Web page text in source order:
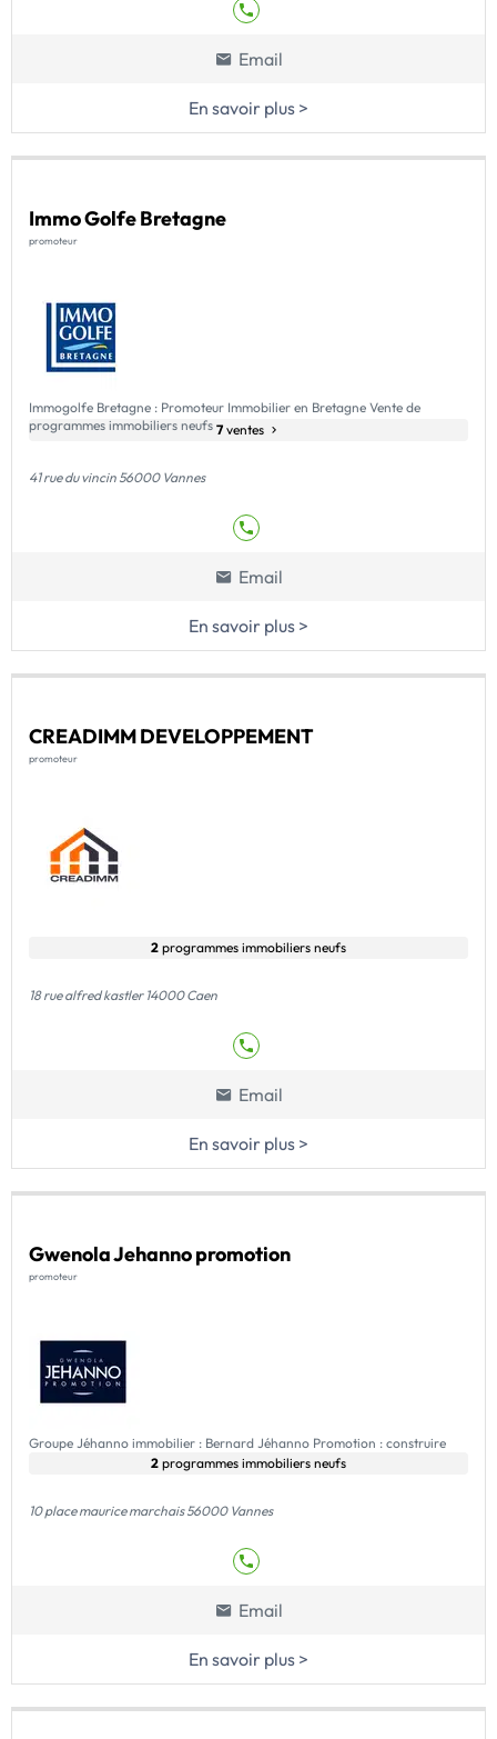
Email
En savoir plus >
Immo Golfe Bretagne
promoteur
Immogolfe Bretagne : Promoteur Immobilier en Bretagne Vente de
programmes immobiliers neufs 7 ventes
41 rue du vincin 56000 Vannes
Email
En savoir plus >
CREADIMM DEVELOPPEMENT
promoteur
2 programmes immobiliers neufs
18 rue alfred kastler 14000 Caen
Email
En savoir plus >
Gwenola Jehanno promotion
promoteur
Groupe Jéhanno immobilier : Bernard Jéhanno Promotion : construire
2 programmes immobiliers neufs
10 place maurice marchais 56000 Vannes
Email
En savoir plus >